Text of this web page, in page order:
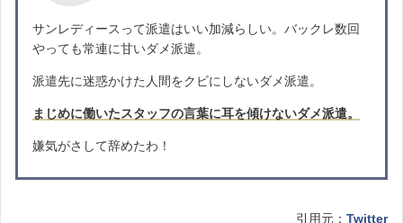
サンレディースって派遣はいい加減らしい。バックレ数回
やっても常連に甘いダメ派遣。
派遣先に迷惑かけた人間をクビにしないダメ派遣。
まじめに働いたスタッフの言葉に耳を傾けないダメ派遣。
嫌気がさして辞めたわ！
引用元： Twitter